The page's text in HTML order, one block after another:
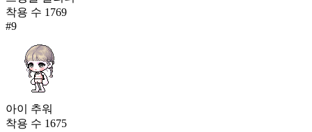
착용 수 1769
#9
아이 추워
착용 수 1675